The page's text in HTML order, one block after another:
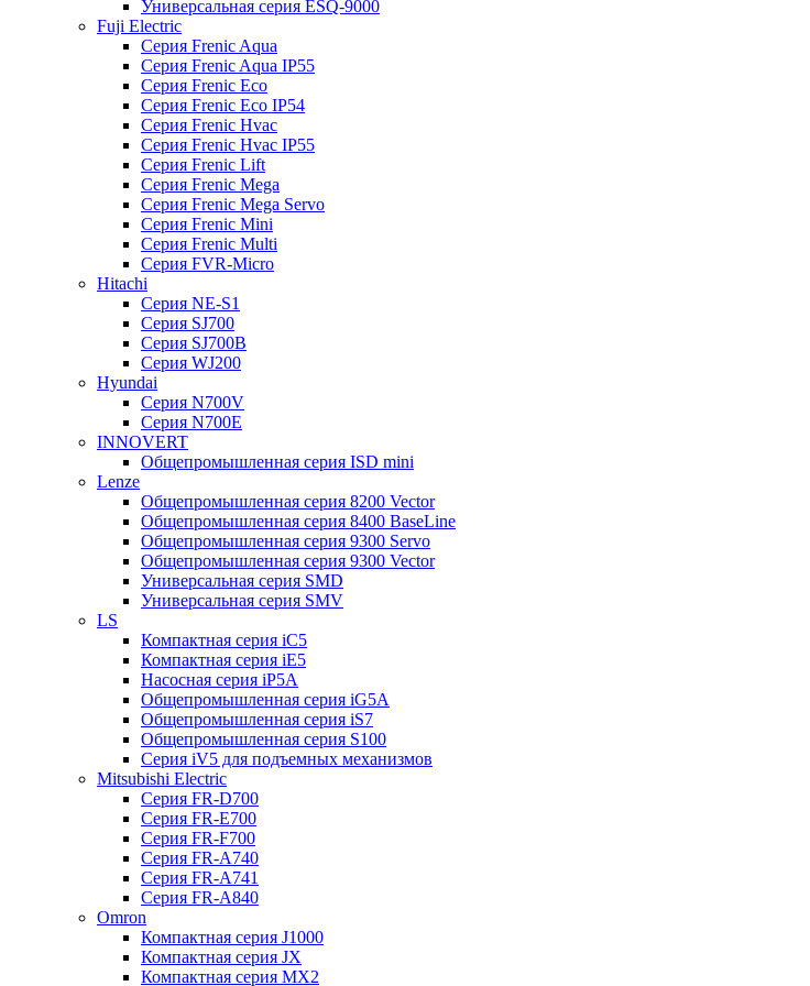
Универсальная серия ESQ-9000
Fuji Electric
Серия Frenic Aqua
Серия Frenic Aqua IP55
Серия Frenic Eco
Серия Frenic Eco IP54
Серия Frenic Hvac
Серия Frenic Hvac IP55
Серия Frenic Lift
Серия Frenic Mega
Серия Frenic Mega Servo
Серия Frenic Mini
Серия Frenic Multi
Серия FVR-Micro
Hitachi
Серия NE-S1
Серия SJ700
Серия SJ700B
Серия WJ200
Hyundai
Серия N700V
Серия N700Е
INNOVERT
Общепромышленная серия ISD mini
Lenze
Общепромышленная серия 8200 Vector
Общепромышленная серия 8400 BaseLine
Общепромышленная серия 9300 Servo
Общепромышленная серия 9300 Vector
Универсальная серия SMD
Универсальная серия SMV
LS
Компактная серия iC5
Компактная серия iE5
Насосная серия iP5A
Общепромышленная серия iG5A
Общепромышленная серия iS7
Общепромышленная серия S100
Серия iV5 для подъемных механизмов
Mitsubishi Electric
Серия FR-D700
Серия FR-E700
Серия FR-F700
Серия FR-А740
Серия FR-А741
Серия FR-А840
Omron
Компактная серия J1000
Компактная серия JX
Компактная серия MX2